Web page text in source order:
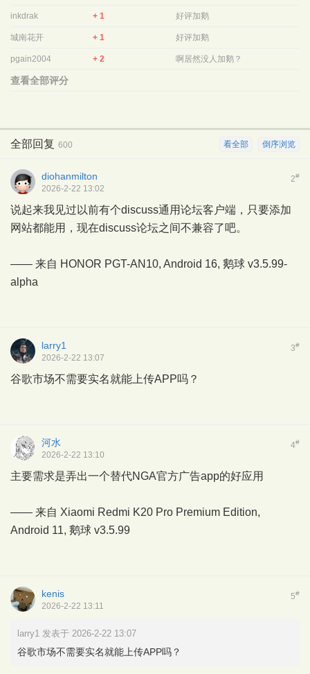
inkdrak + 1 好评加鹅
城南花开 + 1 好评加鹅
pgain2004 + 2 啊居然没人加鹅？
查看全部评分
倒序浏览
看全部
全部回复 600
2#
diohanmilton
2026-2-22 13:02
说起来我见过以前有个discuss通用论坛客户端，只要添加
网站都能用，现在discuss论坛之间不兼容了吧。
—— 来自 HONOR PGT-AN10, Android 16, 鹅球 v3.5.99-
alpha
3#
larry1
2026-2-22 13:07
谷歌市场不需要实名就能上传APP吗？
4#
河水
2026-2-22 13:10
主要需求是弄出一个替代NGA官方广告app的好应用
—— 来自 Xiaomi Redmi K20 Pro Premium Edition,
Android 11, 鹅球 v3.5.99
5#
kenis
2026-2-22 13:11
larry1 发表于 2026-2-22 13:07
谷歌市场不需要实名就能上传APP吗？